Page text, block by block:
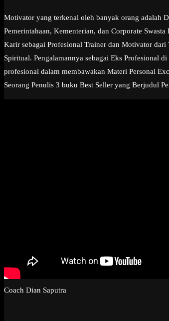
Motivator yang terkenal oleh banyak orang adalah
Pemerintahaan, Kementerian, dan Corporate
Karir sebagai Profesional Trainer dan Motivator
Spiritual. Pengalamannya sebagai Eks Profesional
profesional dalam membawakan Materi Personal
Seorang Penulis 3 buku Best Seller yang Berjudul
Coach Dian Saputra